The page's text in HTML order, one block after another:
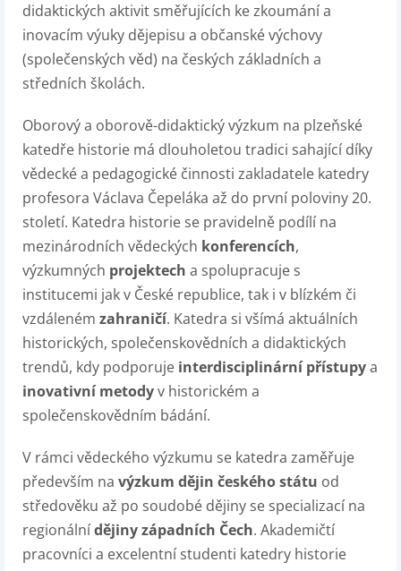
didaktických aktivit směřujících ke zkoumání a
inovacím výuky dějepisu a občanské výchovy
(společenských věd) na českých základních a
středních školách.
Oborový a oborově-didaktický výzkum na plzeňské
katedře historie má dlouholetou tradici sahající díky
vědecké a pedagogické činnosti zakladatele katedry
profesora Václava Čepeláka až do první poloviny 20.
století. Katedra historie se pravidelně podílí na
mezinárodních vědeckých konferencích,
výzkumných projektech a spolupracuje s
institucemi jak v České republice, tak i v blízkém či
vzdáleném zahraničí. Katedra si všímá aktuálních
historických, společenskovědních a didaktických
trendů, kdy podporuje interdisciplinární přístupya
inovativní metodyv historickém a
společenskovědním bádání.
V rámci vědeckého výzkumu se katedra zaměřuje
především na výzkum dějin českého státu od
středověku až po soudobé dějiny se specializací na
regionálnídějiny západních Čech. Akademičtí
pracovníci a excelentní studenti katedry historie